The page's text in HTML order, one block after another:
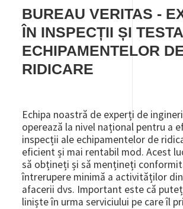
BUREAU VERITAS -
ÎN INSPECȚII ȘI
ECHIPAMENTELOR
RIDICARE
Echipa noastră de experți de
operează la nivel național pentru a
inspecții ale echipamentelor de
eficient și mai rentabil mod. Acest
să obțineți și să mențineți
întrerupere minimă a activităților
afacerii dvs. Important este că
liniște în urma serviciului pe care îl